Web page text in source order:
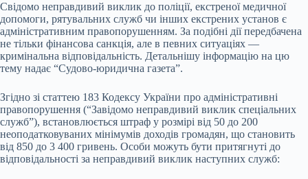
Свідомо неправдивий виклик до поліції, екстреної медичної
допомоги, рятувальних служб чи інших екстрених установ є
адміністративним правопорушенням. За подібні дії передбачена
не тільки фінансова санкція, але в певних ситуаціях —
кримінальна відповідальність. Детальнішу інформацію на цю
тему надає “Судово-юридична газета”.
Згідно зі статтею 183 Кодексу України про адміністративні
правопорушення (“Завідомо неправдивий виклик спеціальних
служб”), встановлюється штраф у розмірі від 50 до 200
неоподатковуваних мінімумів доходів громадян, що становить
від 850 до 3 400 гривень. Особи можуть бути притягнуті до
відповідальності за неправдивий виклик наступних служб: